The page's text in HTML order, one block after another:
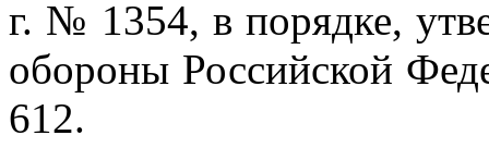
г. № 1354, в порядке,
обороны Российской
612.